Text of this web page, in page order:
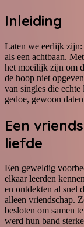
Inleiding
Laten we eerlijk zijn:
als een achtbaan.
het moeilijk zijn om
de hoop niet
van singles die
gedoe, gewoon
Een
liefde
Een geweldig
elkaar leerden
en ontdekten al snel
alleen vriendschap.
besloten om samen
werd hun band